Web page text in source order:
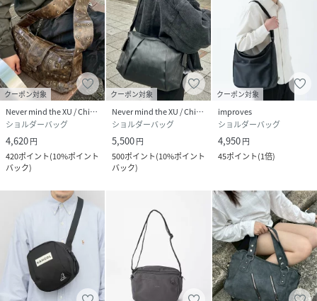
クーポン対象
Never mind the XU / Chikashitsu+
ショルダーバッグ
4,620円
420ポイント(10%ポイント
バック)
クーポン対象
Never mind the XU / Chikashitsu+
ショルダーバッグ
5,500円
500ポイント(10%ポイント
バック)
クーポン対象
improves
ショルダーバッグ
4,950円
45ポイント(1倍)